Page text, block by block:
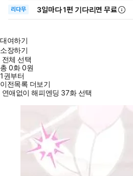
리다무 3일마다1편 기다리면 무료
대여하기
소장하기
전체 선택
총0화0원
1권부터
이전목록 더보기
연애없이 해피엔딩 37화 선택